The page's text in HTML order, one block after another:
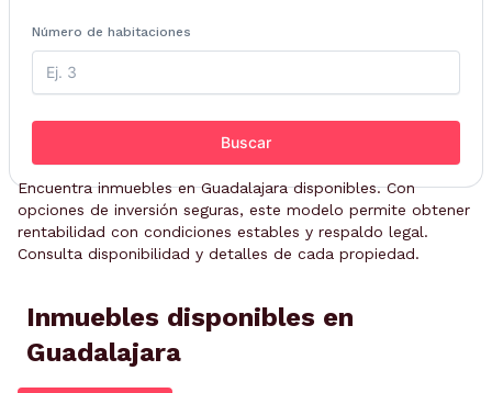
Número de habitaciones
Buscar
Encuentra inmuebles en Guadalajara disponibles. Con
opciones de inversión seguras, este modelo permite obtener
rentabilidad con condiciones estables y respaldo legal.
Consulta disponibilidad y detalles de cada propiedad.
Inmuebles disponibles en
Guadalajara